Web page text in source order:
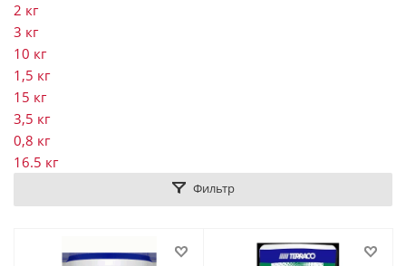
2 кг
3 кг
10 кг
1,5 кг
15 кг
3,5 кг
0,8 кг
16.5 кг
Фильтр